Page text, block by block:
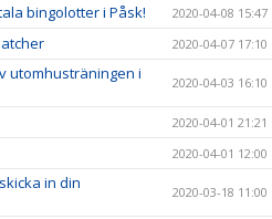
bingolotter i Påsk! 2020-04-08 15:47
2020-04-07 17:10
utomhusträningen i
2020-04-03 16:10
2020-04-01 21:21
2020-04-01 12:00
in din
2020-03-18 11:00